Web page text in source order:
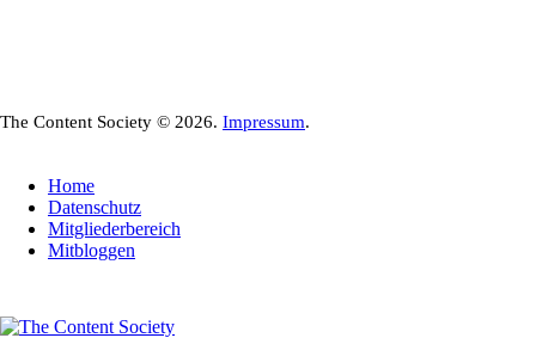
The Content Society © 2026. Impressum.
Home
Datenschutz
Mitgliederbereich
Mitbloggen